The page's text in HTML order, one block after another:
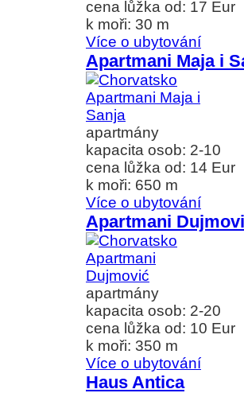
cena lůžka od: 17 Eur
k moři: 30 m
Více o ubytování
Apartmani Maja i
apartmány
kapacita osob: 2-10
cena lůžka od: 14 Eur
k moři: 650 m
Více o ubytování
Apartmani
apartmány
kapacita osob: 2-20
cena lůžka od: 10 Eur
k moři: 350 m
Více o ubytování
Haus Antica